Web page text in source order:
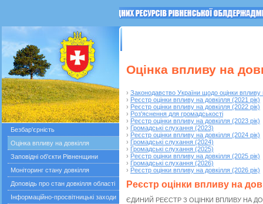
Безбар'єрність
Оцінка впливу на довкілля
Заповідні об'єкти Рівненщини
Моніторинг стану довкілля
Доповідь про стан довкілля області
Інформаційно-просвітницькі заходи
Оцінка впливу на
› Законодавство України щодо оцінки впливу
› Реєстр оцінки впливу на довкілля (2021 рік)
› Реєстр оцінки впливу на довкілля (2022 рік)
› Роз'яснення для громадськості
› Реєстр оцінки впливу на довкілля (2023 рік)
› Громадські слухання (2023)
› Реєстр оцінки впливу на довкілля (2024 рік)
› Громадські слухання (2024)
› Громадські слухання (2025)
› Реєстр оцінки впливу на довкілля (2025 рік)
› Громадські слухання (2026)
› Реєстр оцінки впливу на довкілля (2026 рік)
Реєстр оцінки впливу на
ЄДИНИЙ РЕЄСТР З ОЦІНКИ ВПЛИВУ НА